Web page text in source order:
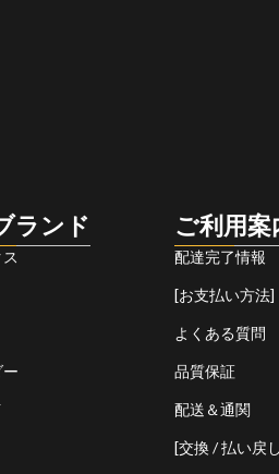
ランド ご利用案
配達完了情報
[お支払い方法]
よくある質問
品質保証
配送＆通関
[交換 / 払い戻